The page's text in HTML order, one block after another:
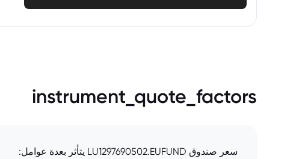
instrument_quote_factors
سعر صندوق LU1297690502.EUFUND يتأثر بعدة عوامل: